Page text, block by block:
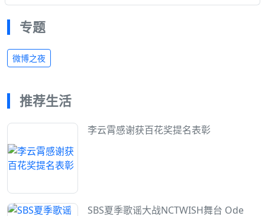
专题
微博之夜
推荐生活
李云霄感谢获百花奖提名表彰
SBS夏季歌谣大战NCTWISH舞台 Ode